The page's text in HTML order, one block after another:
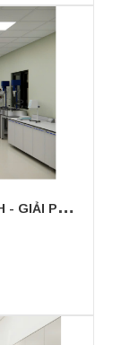
T
HIẾT KẾ PHÒNG THÍ NGHIỆM VI SINH - GIẢI PHÁP TỐI ƯU CHO NGHIÊN CỨU VÀ SẢN XUẤT